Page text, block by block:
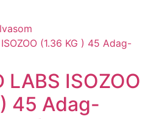
LABS ISOZOO
45 Adag-